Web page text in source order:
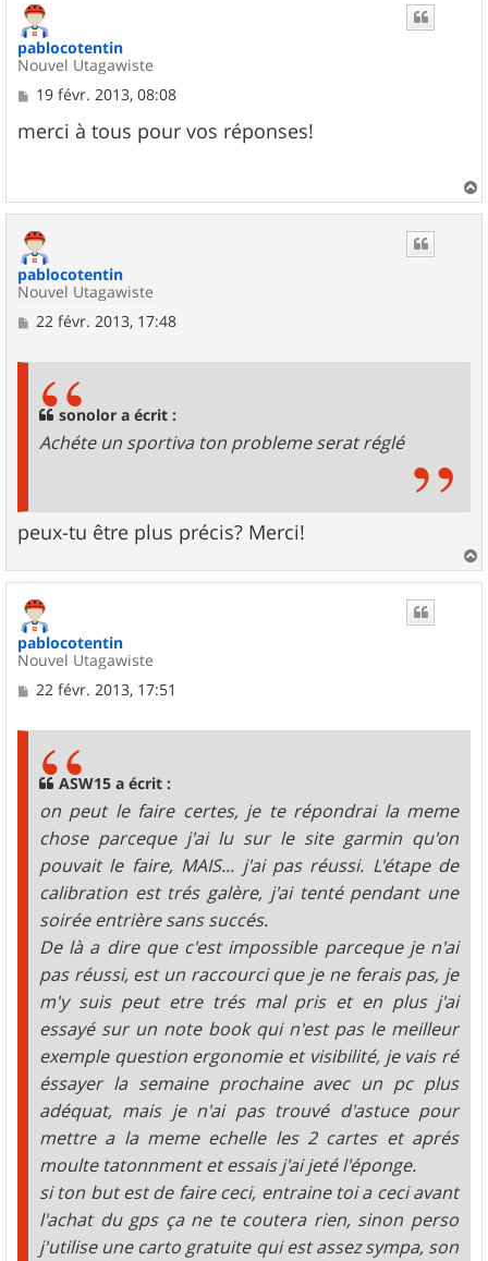
pablocotentin
Nouvel Utagawiste
M
s
s
e
19 févr. 2013, 08:08
merci à tous pour vos réponses!
a
pablocotentin
Nouvel Utagawiste
M
22 févr. 2013, 17:48
sonolor a écrit :
Achéte un sportiva ton probleme serat réglé
peux-tu être plus précis? Merci!
a
pablocotentin
Nouvel Utagawiste
M
22 févr. 2013, 17:51
ASW15 a écrit :
on peut le faire certes, je te répondrai la meme
chose parceque j'ai lu sur le site garmin qu'on
pouvait le faire, MAIS... j'ai pas réussi. L'étape de
calibration est trés galère, j'ai tenté pendant une
soirée entrière sans succés.
De là a dire que c'est impossible parceque je n'ai
pas réussi, est un raccourci que je ne ferais pas, je
m'y suis peut etre trés mal pris et en plus j'ai
essayé sur un note book qui n'est pas le meilleur
exemple question ergonomie et visibilité, je vais ré
éssayer la semaine prochaine avec un pc plus
adéquat, mais je n'ai pas trouvé d'astuce pour
mettre a la meme echelle les 2 cartes et aprés
moulte tatonnment et essais j'ai jeté l'éponge.
si ton but est de faire ceci, entraine toi a ceci avant
l'achat du gps ça ne te coutera rien, sinon perso
j'utilise une carto gratuite qui est assez sympa, son